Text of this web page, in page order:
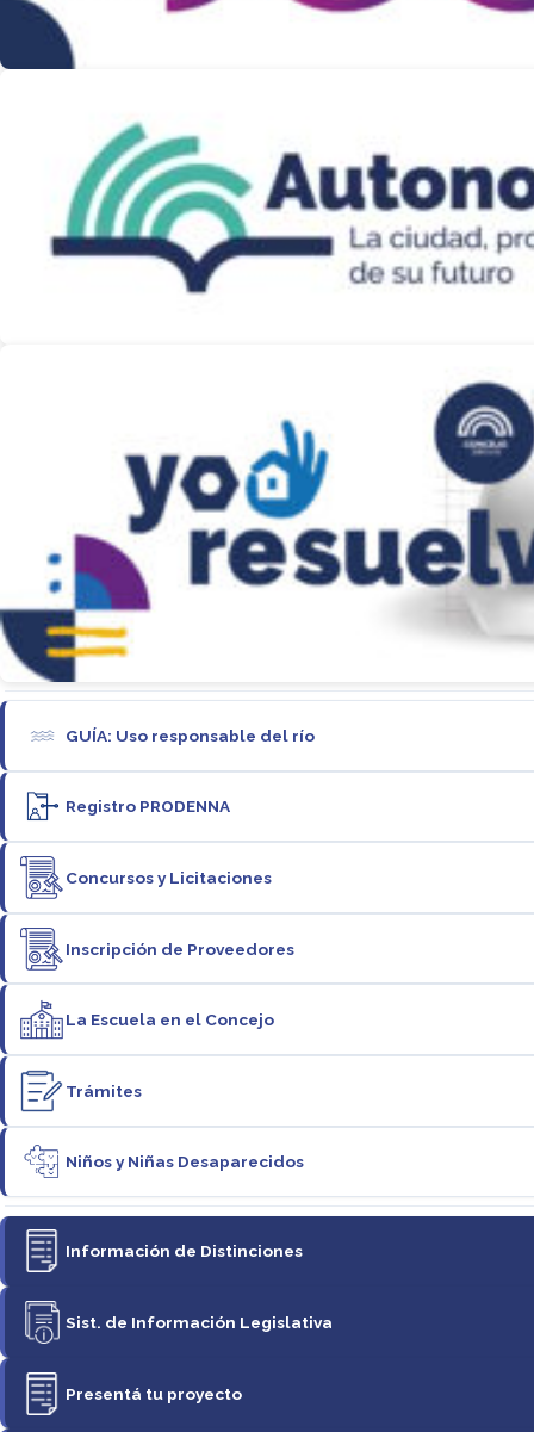
GUÍA: Uso responsable del río
Registro PRODENNA
Concursos y Licitaciones
Inscripción de Proveedores
La Escuela en el Concejo
Trámites
Niños y Niñas Desaparecidos
Información de Distinciones
Sist. de Información Legislativa
Presentá tu proyecto